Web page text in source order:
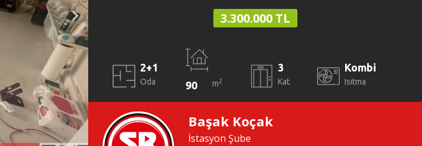
3.300.000 TL
2+1
Oda 90 m2
3
Kat
Kombi
Isıtma
Başak Koçak
İstasyon Şube